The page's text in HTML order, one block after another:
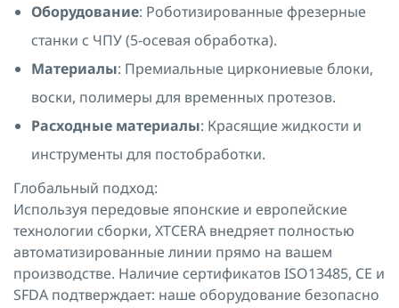
Оборудование: Роботизированные фрезерные
станки с ЧПУ (5-осевая обработка).
Материалы: Премиальные циркониевые блоки,
воски, полимеры для временных протезов.
Расходные материалы: Красящие жидкости и
инструменты для постобработки.
Глобальный подход:
Используя передовые японские и европейские
технологии сборки, XTCERA внедряет полностью
автоматизированные линии прямо на вашем
производстве. Наличие сертификатов ISO13485, CE и
SFDA подтверждает: наше оборудование безопасно